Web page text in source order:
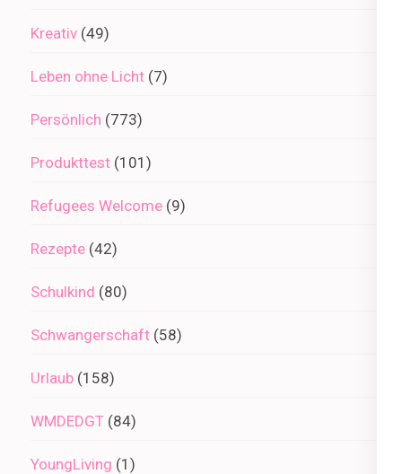
Kreativ (49)
Leben ohne Licht (7)
Persönlich (773)
Produkttest (101)
Refugees Welcome (9)
Rezepte (42)
Schulkind (80)
Schwangerschaft (58)
Urlaub (158)
WMDEDGT (84)
YoungLiving (1)